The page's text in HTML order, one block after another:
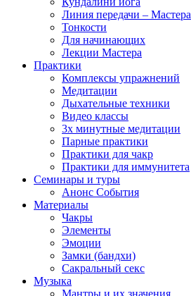
Линия передачи – Мастера
Тонкости
Для начинающих
Лекции Мастера
Практики
Комплексы упражнений
Медитации
Дыхательные техники
Видео классы
3х минутные медитации
Парные практики
Практики для чакр
Практики для иммунитета
Семинары и туры
Анонс События
Материалы
Чакры
Элементы
Эмоции
Замки (бандхи)
Сакральный секс
Музыка